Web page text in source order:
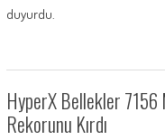
duyurdu.
HyperX Bellekler 7156
Rekorunu Kırdı